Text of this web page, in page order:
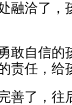
融洽了，
敢自信的
责任，给
善了，往